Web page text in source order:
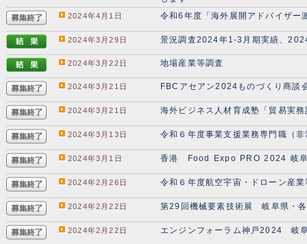
2024年4月1日 令和6年度「海外展開アドバイザー
2024年3月29日 景況調査2024年1-3月期実績、
2024年3月22日 地場産業等調査
2024年3月21日 FBCアセアン2024ものづくり商
2024年3月21日 海外ビジネス人材育成塾「貿易実
2024年3月13日 令和６年度事業支援業務専門職（
2024年3月1日 香港 Food Expo PRO 2024 岐阜
2024年2月26日 令和６年度航空宇宙・ドローン産
2024年2月22日 第29回機械要素技術展 岐阜県・
2024年2月22日 エンジンフォーラム神戸2024 岐